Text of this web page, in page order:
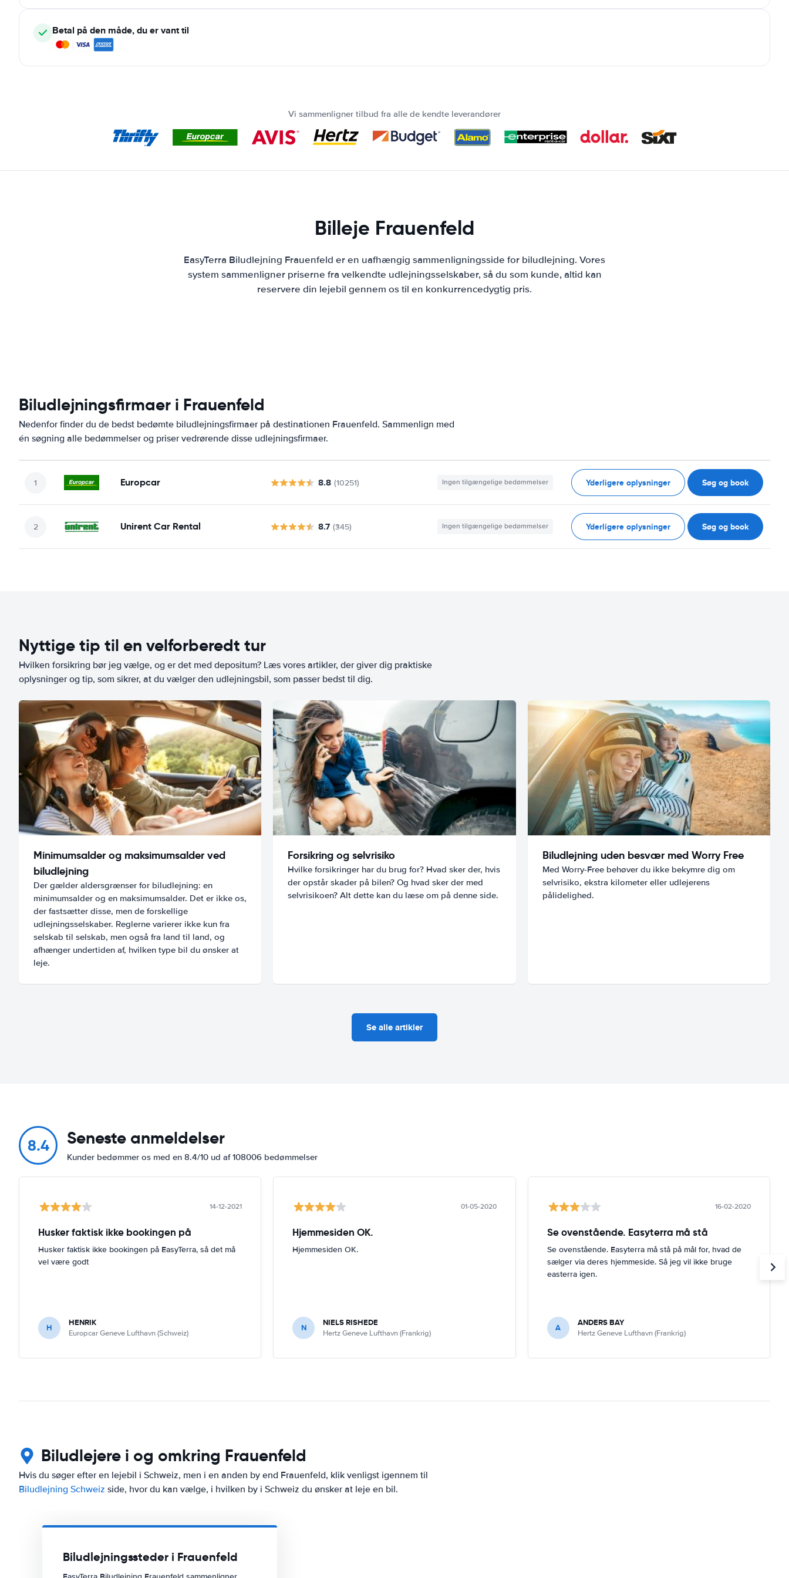
Betal på den måde, du er vant til
Vi sammenligner tilbud fra alle de kendte leverandører
Billeje Frauenfeld
EasyTerra Biludlejning Frauenfeld er en uafhængig sammenligningsside for biludlejning. Vores
system sammenligner priserne fra velkendte udlejningsselskaber, så du som kunde, altid kan
reservere din lejebil gennem os til en konkurrencedygtig pris.
Biludlejningsfirmaer i Frauenfeld
Nedenfor finder du de bedst bedømte biludlejningsfirmaer på destinationen Frauenfeld. Sammenlign med
én søgning alle bedømmelser og priser vedrørende disse udlejningsfirmaer.
Europcar 8.8 (10251) Ingen tilgængelige bedømmelser Yderligere oplysninger Søg og book
Unirent Car Rental 8.7 (345) Ingen tilgængelige bedømmelser Yderligere oplysninger Søg og book
Nyttige tip til en velforberedt tur
Hvilken forsikring bør jeg vælge, og er det med depositum? Læs vores artikler, der giver dig praktiske
oplysninger og tip, som sikrer, at du vælger den udlejningsbil, som passer bedst til dig.
Minimumsalder og maksimumsalder ved
biludlejning
Der gælder aldersgrænser for biludlejning: en
minimumsalder og en maksimumsalder. Det er ikke os,
der fastsætter disse, men de forskellige
udlejningsselskaber. Reglerne varierer ikke kun fra
selskab til selskab, men også fra land til land, og
afhænger undertiden af, hvilken type bil du ønsker at
leje.
Forsikring og selvrisiko
Hvilke forsikringer har du brug for? Hvad sker der, hvis
der opstår skader på bilen? Og hvad sker der med
selvrisikoen? Alt dette kan du læse om på denne side.
Biludlejning uden besvær med Worry Free
Med Worry-Free behøver du ikke bekymre dig om
selvrisiko, ekstra kilometer eller udlejerens
pålidelighed.
Se alle artikler
8.4 Seneste anmeldelser
Kunder bedømmer os med en 8.4/10 ud af 108006 bedømmelser
14-12-2021
Husker faktisk ikke bookingen på
Husker faktisk ikke bookingen på EasyTerra, så det må
vel være godt
H HENRIK
Europcar Geneve Lufthavn (Schweiz)
01-05-2020
Hjemmesiden OK.
Hjemmesiden OK.
N NIELS RISHEDE
Hertz Geneve Lufthavn (Frankrig)
16-02-2020
Se ovenstående. Easyterra må stå
Se ovenstående. Easyterra må stå på mål for, hvad de
sælger via deres hjemmeside. Så jeg vil ikke bruge
easterra igen.
A ANDERS BAY
Hertz Geneve Lufthavn (Frankrig)
Biludlejere i og omkring Frauenfeld
Hvis du søger efter en lejebil i Schweiz, men i en anden by end Frauenfeld, klik venligst igennem til
Biludlejning Schweiz side, hvor du kan vælge, i hvilken by i Schweiz du ønsker at leje en bil.
Biludlejningssteder i Frauenfeld